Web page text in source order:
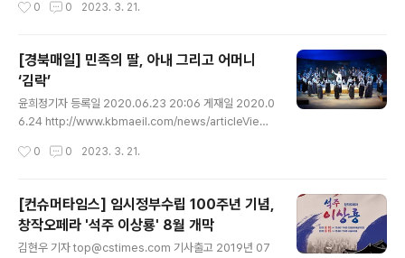
부 수립 101주년을 맞아 로얄..
얄오페라단(단장 황해숙)이 대한민국임시정부 수립 101주
한 창작오페라 ‘석주 이상룡’이 8월 8일 안동문화예술의전
당 웅부홀 무대 www.ajunews.com 대한민국 임시정부
수립 101주년 기념 경상북도와 야심차게... 사진은 로얄오
페라단의 공연 모습이다. [사진=로얄오페라단 제공] 로얄
오페라단(단장 황해숙)이 대한민국임시정부 수립 101주년
창작오페라 ‘석주 이상룡’이 8월 8일 안동문화예술의전당
0 0 2023. 3. 21.
[경북매일] 민족의 딸, 아내 그리고 어머니
‘김락’
윤희정기자 등록일 2020.06.23 20:06 게재일 2020.0
6.24 http://www.kbmaeil.com/news/articleView.
‘김락’ - 경북매일 3·1독립만세운동 101주년 기념 창작오
예술회관에서 열린다. 경북도가 지난 2015년 광복 70주
년을 기념해 제작한 창작오페라 ‘김락’은 www.kbmaeil.
com 3·1독립만세운동 101주년 기념 창작오페라 ‘김락’
공연 독립운동가로서 불꽃같은 삶 조명 내달 4일 성주 문
0 0 2023. 3. 21.
[컨슈머타임스] 임시정부수립 100주년 기념,
창작오페라 '석주 이상룡' 8월 개막
김현우 기자 top@cstimes.com 기사출고 2019년 07